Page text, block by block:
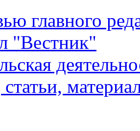
главного
"Вестник"